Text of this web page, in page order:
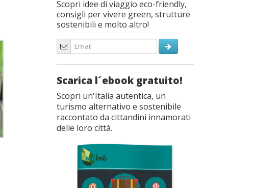
Scopri idee di viaggio eco-friendly,
consigli per vivere green, strutture
sostenibili e molto altro!
Scarica l´ebook gratuito!
Scopri un'Italia autentica, un
turismo alternativo e sostenibile
raccontato da cittandini innamorati
delle loro città.